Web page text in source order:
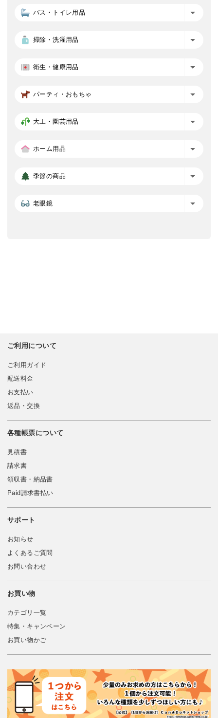
バス・トイレ用品
掃除・洗濯用品
衛生・健康用品
パーティ・おもちゃ
大工・園芸用品
ホーム用品
季節の商品
老眼鏡
ご利用について
ご利用ガイド
配送料金
お支払い
返品・交換
各種帳票について
見積書
請求書
領収書・納品書
Paid請求書払い
サポート
お知らせ
よくあるご質問
お問い合わせ
お買い物
カテゴリ一覧
特集・キャンペーン
お買い物かご